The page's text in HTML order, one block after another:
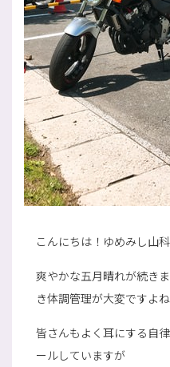
こんにちは！ゆめみし山
爽やかな五月晴れが続き
き体調管理が大変ですよね
皆さんもよく耳にする自
ールしていますが